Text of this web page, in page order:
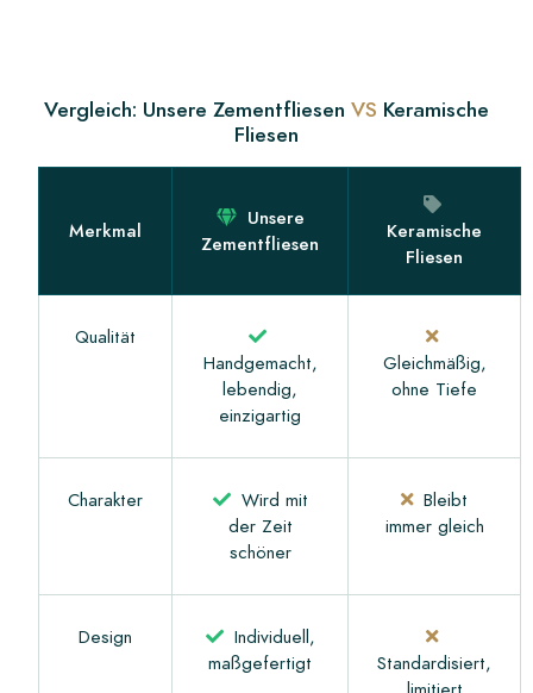
Vergleich: Unsere Zementfliesen VS Keramische
Fliesen
Merkmal
Unsere
Zementfliesen
Keramische
Fliesen
Qualität
Handgemacht,
lebendig,
einzigartig
Gleichmäßig,
ohne Tiefe
Charakter
Wird mit
der Zeit
schöner
Bleibt
immer gleich
Design
Individuell,
maßgefertigt
Standardisiert,